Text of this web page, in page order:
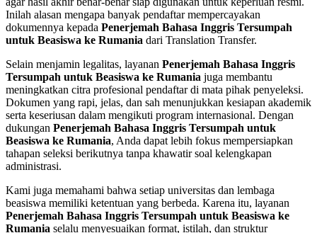
Inilah alasan mengapa banyak pendaftar mempercayakan
dokumennya kepada Penerjemah Bahasa Inggris Tersumpah
untuk Beasiswa ke Rumania dari Translation Transfer.
Selain menjamin legalitas, layanan Penerjemah Bahasa Inggris
Tersumpah untuk Beasiswa ke Rumania juga membantu
meningkatkan citra profesional pendaftar di mata pihak penyeleksi.
Dokumen yang rapi, jelas, dan sah menunjukkan kesiapan akademik
serta keseriusan dalam mengikuti program internasional. Dengan
dukungan Penerjemah Bahasa Inggris Tersumpah untuk
Beasiswa ke Rumania, Anda dapat lebih fokus mempersiapkan
tahapan seleksi berikutnya tanpa khawatir soal kelengkapan
administrasi.
Kami juga memahami bahwa setiap universitas dan lembaga
beasiswa memiliki ketentuan yang berbeda. Karena itu, layanan
Penerjemah Bahasa Inggris Tersumpah untuk Beasiswa ke
Rumania selalu menyesuaikan format, istilah, dan struktur